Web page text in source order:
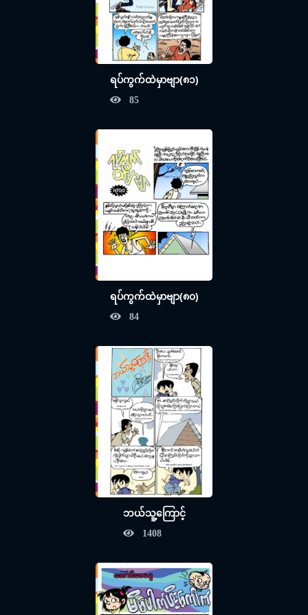
ရပ်ကွက်ထဲမှာဗျာ(၈၁)
85
ရပ်ကွက်ထဲမှာဗျာ(၈၀)
84
ဘယ်သူ့ကြောင့်
1408